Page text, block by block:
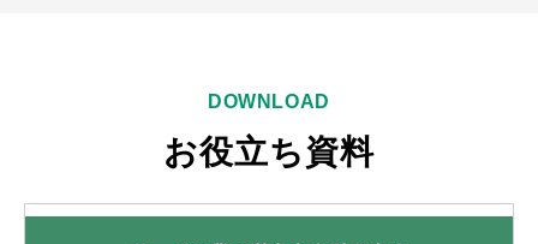
DOWNLOAD
お役立ち資料